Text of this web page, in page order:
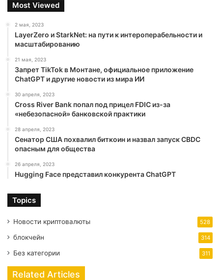
Most Viewed
2 мая, 2023
LayerZero и StarkNet: на пути к интероперабельности и
масштабированию
21 мая, 2023
Запрет TikTok в Монтане, официальное приложение
ChatGPT и другие новости из мира ИИ
30 апреля, 2023
Cross River Bank попал под прицел FDIC из-за
«небезопасной» банковской практики
28 апреля, 2023
Сенатор США похвалил биткоин и назвал запуск CBDC
опасным для общества
26 апреля, 2023
Hugging Face представил конкурента ChatGPT
Topics
Новости криптовалюты 528
блокчейн 314
Без категории 311
Related Articles